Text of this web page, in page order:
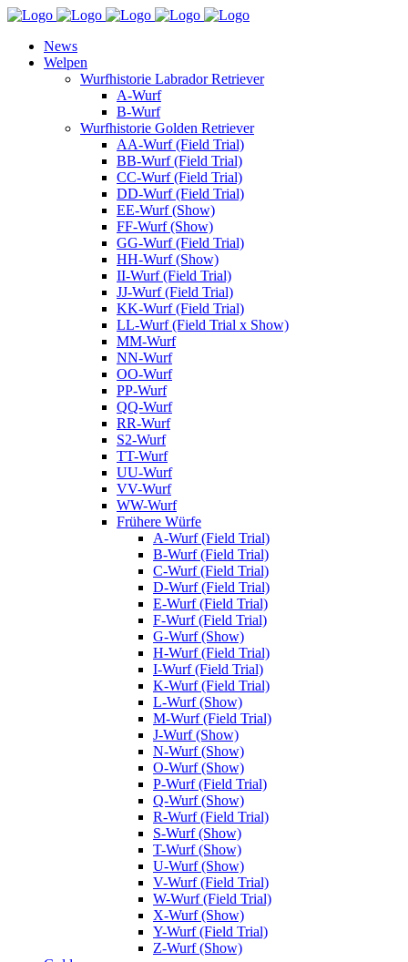
News
Welpen
Wurfhistorie Labrador Retriever
A-Wurf
B-Wurf
Wurfhistorie Golden Retriever
AA-Wurf (Field Trial)
BB-Wurf (Field Trial)
CC-Wurf (Field Trial)
DD-Wurf (Field Trial)
EE-Wurf (Show)
FF-Wurf (Show)
GG-Wurf (Field Trial)
HH-Wurf (Show)
II-Wurf (Field Trial)
JJ-Wurf (Field Trial)
KK-Wurf (Field Trial)
LL-Wurf (Field Trial x Show)
MM-Wurf
NN-Wurf
OO-Wurf
PP-Wurf
QQ-Wurf
RR-Wurf
S2-Wurf
TT-Wurf
UU-Wurf
VV-Wurf
WW-Wurf
Frühere Würfe
A-Wurf (Field Trial)
B-Wurf (Field Trial)
C-Wurf (Field Trial)
D-Wurf (Field Trial)
E-Wurf (Field Trial)
F-Wurf (Field Trial)
G-Wurf (Show)
H-Wurf (Field Trial)
I-Wurf (Field Trial)
K-Wurf (Field Trial)
L-Wurf (Show)
M-Wurf (Field Trial)
J-Wurf (Show)
N-Wurf (Show)
O-Wurf (Show)
P-Wurf (Field Trial)
Q-Wurf (Show)
R-Wurf (Field Trial)
S-Wurf (Show)
T-Wurf (Show)
U-Wurf (Show)
V-Wurf (Field Trial)
W-Wurf (Field Trial)
X-Wurf (Show)
Y-Wurf (Field Trial)
Z-Wurf (Show)